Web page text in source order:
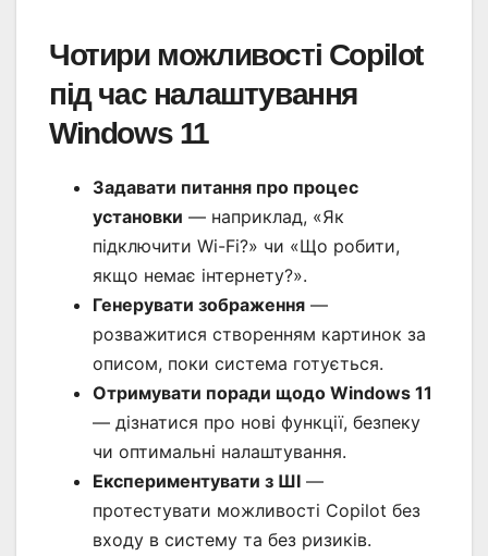
Чотири можливості Copilot
під час налаштування
Windows 11
Задавати питання про процес
установки — наприклад, «Як
підключити Wi-Fi?» чи «Що робити,
якщо немає інтернету?».
Генерувати зображення —
розважитися створенням картинок за
описом, поки система готується.
Отримувати поради щодо Windows 11
— дізнатися про нові функції, безпеку
чи оптимальні налаштування.
Експериментувати з ШІ —
протестувати можливості Copilot без
входу в систему та без ризиків.